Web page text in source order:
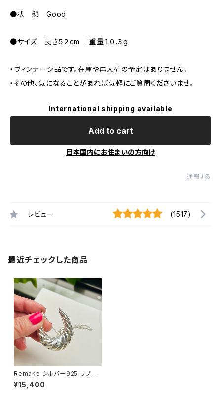
●状 態 Good
●サイズ 長さ５２cm ｜重量１０.３g
・ヴィンテージ品です。在庫や再入荷の予定はありません。
・その他、気になることがあれば気軽にご質問くださいませ。
International shipping available
Add to cart
日本国内にお住まいの方向け
通報する
レビュー (1517)
最近チェックした商品
Remake シルバー925 リブ馬
蹄両吊りネックレス
¥15,400